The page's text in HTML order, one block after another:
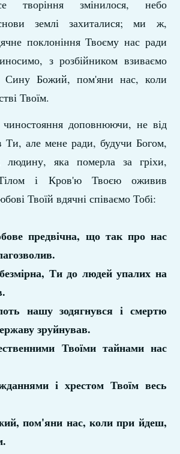
творіння змінилося, небо
землі захиталися; ми ж,
поклоніння Твоєму нас ради
з розбійником взиваємо
Сину Божий, пом'яни нас, коли
Твоїм.
чиностояння доповнюючи, не від
Ти, але мене ради, будучи Богом,
яка померла за гріхи,
і Кров'ю Твоєю оживив
Твоїй вдячні співаємо Тобі:
предвічна, що так про нас
Ти до людей упалих на
нашу зодягнувся і смертю
зруйнував.
Твоїми тайнами нас
і хрестом Твоїм весь
пом'яни нас, коли при­ йдеш,